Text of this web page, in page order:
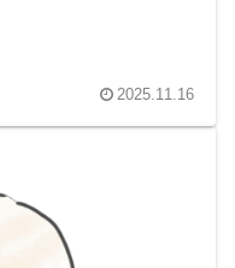
2025.11.16